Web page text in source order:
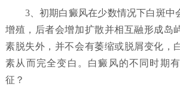
3、初期白癜风在少数情况下白斑中
增殖，后者会增加扩散并相互融形成岛
素脱失外，并不会有萎缩或脱屑变化，
素从而完全变白。白癜风的不同时期
征？